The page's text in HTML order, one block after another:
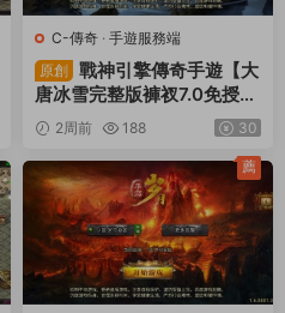
C-傳奇 · 手遊服務端
原創
戰神引擎傳奇手遊【大
唐冰雪完整版褲衩7.0免授
權】Win一鍵服務端+GM授
權後台+安卓蘋果雙端+視頻
架設教程
2周前 188 30
薦